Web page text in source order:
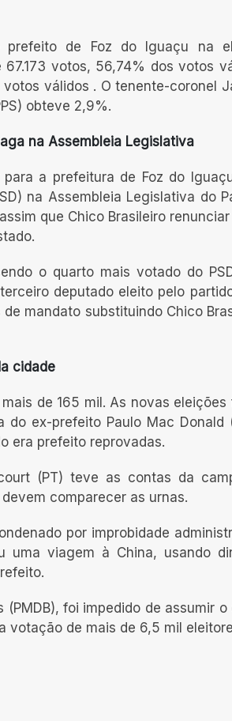
prefeito de Foz do Iguaçu na
votos, 56,74% dos votos
válidos . O tenente-coronel
obteve 2,9%.
na Assembleia Legislativa
a prefeitura de Foz do
na Assembleia Legislativa do
que Chico Brasileiro
o quarto mais votado do
deputado eleito pelo
mandato substituindo Chico
cidade
de 165 mil. As novas eleições
ex-prefeito Paulo Mac Donald
era prefeito reprovadas.
(PT) teve as contas da
comparecer as urnas.
por improbidade
uma viagem à China, usando
foi impedido de assumir
votação de mais de 6,5 mil